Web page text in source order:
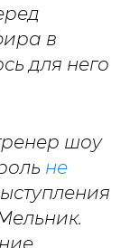
в
для него
шоу
не